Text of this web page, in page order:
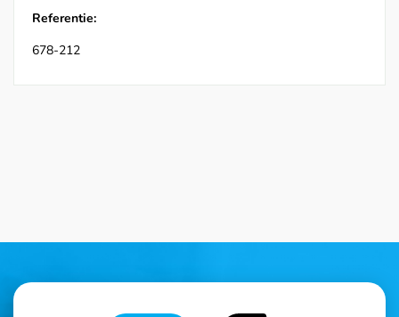
Referentie:
678-212